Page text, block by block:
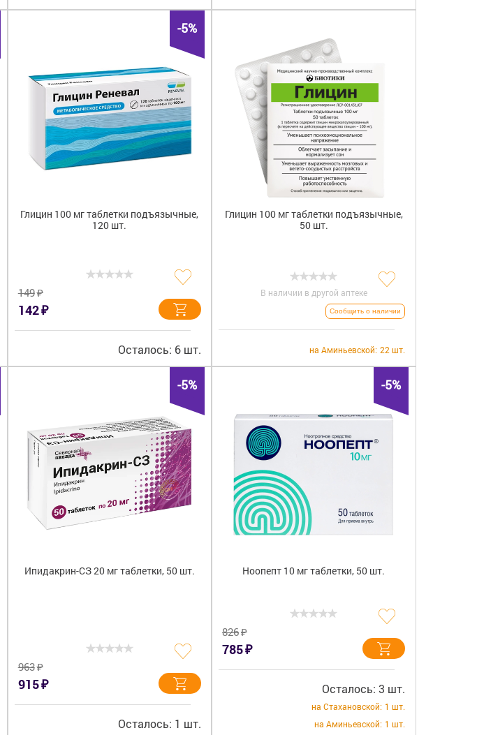
-5%
Глицин 100 мг таблетки подъязычные,
120 шт.
149₽
142₽
Осталось: 6 шт.
Глицин 100 мг таблетки подъязычные,
50 шт.
В наличии в другой аптеке
Сообщить о наличии
на Аминьевской: 22 шт.
-5%
Ипидакрин-СЗ 20 мг таблетки, 50 шт.
963₽
915₽
Осталось: 1 шт.
-5%
Ноопепт 10 мг таблетки, 50 шт.
826₽
785₽
Осталось: 3 шт.
на Стахановской: 1 шт.
на Аминьевской: 1 шт.